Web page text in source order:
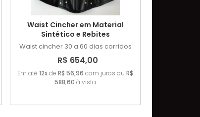
Waist Cincher em Material
Sintético e Rebites
Waist cincher 30 a 60 dias corridos
R$ 654,00
Em até 12xde R$ 56,96 com juros ou R$
588,60 à vista